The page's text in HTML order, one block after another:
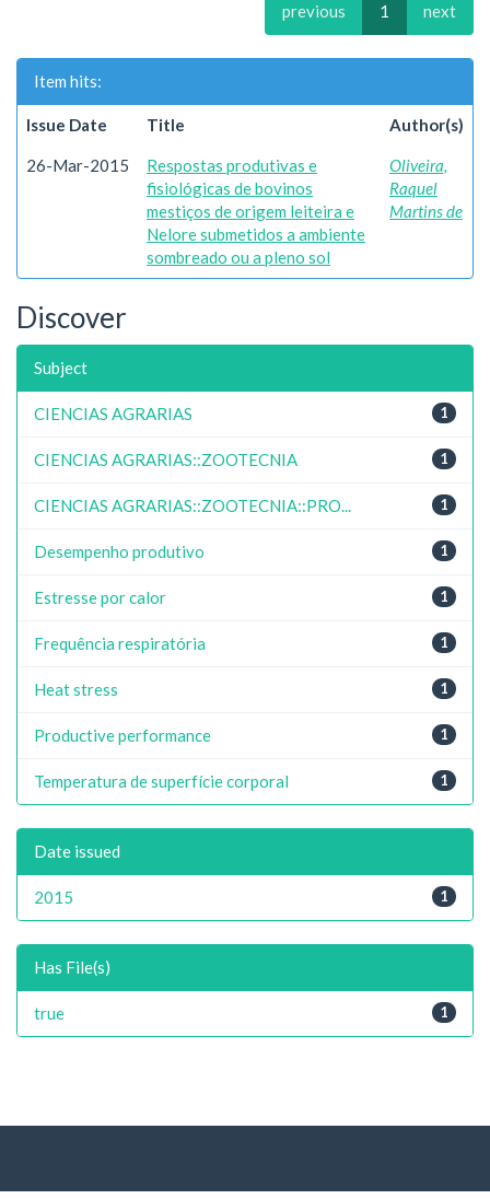
previous 1 next
Item hits:
Issue Date Title Author(s)
26-Mar-2015
Respostas produtivas e
fisiológicas de bovinos
mestiços de origem leiteira e
Nelore submetidos a ambiente
sombreado ou a pleno sol
Oliveira,
Raquel
Martins de
Discover
Subject
1
CIENCIAS AGRARIAS
1
CIENCIAS AGRARIAS::ZOOTECNIA
1
CIENCIAS AGRARIAS::ZOOTECNIA::PRO...
1
Desempenho produtivo
1
Estresse por calor
1
Frequência respiratória
1
Heat stress
1
Productive performance
1
Temperatura de superfície corporal
Date issued
1
2015
Has File(s)
1
true